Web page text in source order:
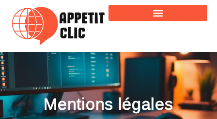
Mentions légales